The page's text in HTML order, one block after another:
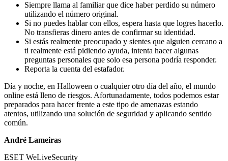
Siempre llama al familiar que dice haber perdido su número
utilizando el número original.
Si no puedes hablar con ellos, espera hasta que logres hacerlo.
No transfieras dinero antes de confirmar su identidad.
Si estás realmente preocupado y sientes que alguien cercano a
ti realmente está pidiendo ayuda, intenta hacer algunas
preguntas personales que solo esa persona podría responder.
Reporta la cuenta del estafador.
Día y noche, en Halloween o cualquier otro día del año, el mundo
online está lleno de riesgos. Afortunadamente, todos podemos estar
preparados para hacer frente a este tipo de amenazas estando
atentos, utilizando una solución de seguridad y aplicando sentido
común.
André Lameiras
ESET WeLiveSecurity